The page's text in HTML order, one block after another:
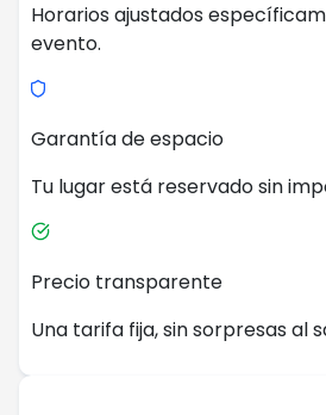
Horarios ajustados
evento.
Garantía de espacio
Tu lugar está reservado sin
Precio transparente
Una tarifa fija, sin sorpresas al